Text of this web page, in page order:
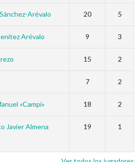
Arévalo 20 5
Arévalo 9 3
15 2
7 2
«Campi» 18 2
Javier Almena
19 1